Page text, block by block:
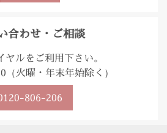
合わせ・ご相談
ヤルをご利用下さい。
（火曜・年末年始除く）
806-206